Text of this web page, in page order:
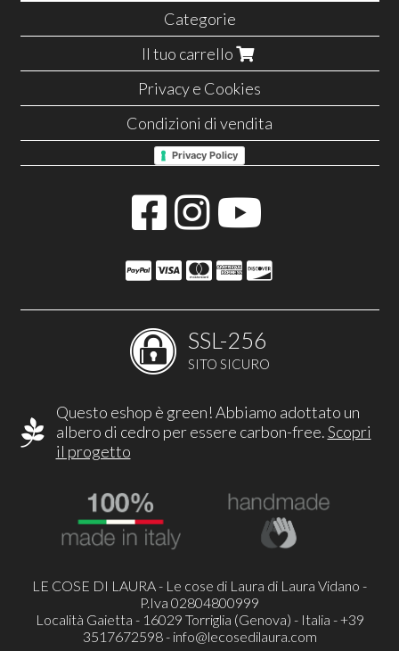
Categorie
Il tuo carrello
Privacy e Cookies
Condizioni di vendita
Privacy Policy
SSL-256
SITO SICURO
Questo eshop è green! Abbiamo adottato un
albero di cedro per essere carbon-free.Scopri
il progetto
LE COSE DI LAURA - Le cose di Laura di Laura Vidano -
P.Iva 02804800999
Località Gaietta - 16029 Torriglia (Genova) - Italia - +39
3517672598 - info@lecosedilaura.com